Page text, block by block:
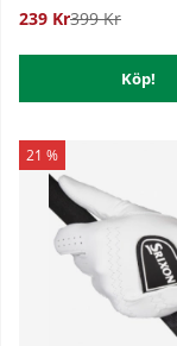
239 Kr399 Kr
Köp!
21 %